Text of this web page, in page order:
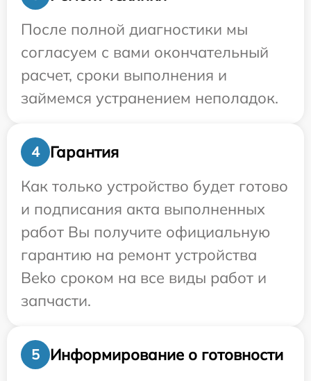
После полной диагностики мы
согласуем с вами окончательный
расчет, сроки выполнения и
займемся устранением неполадок.
4
Гарантия
Как только устройство будет готово
и подписания акта выполненных
работ Вы получите официальную
гарантию на ремонт устройства
Beko сроком на все виды работ и
запчасти.
5
Информирование о готовности